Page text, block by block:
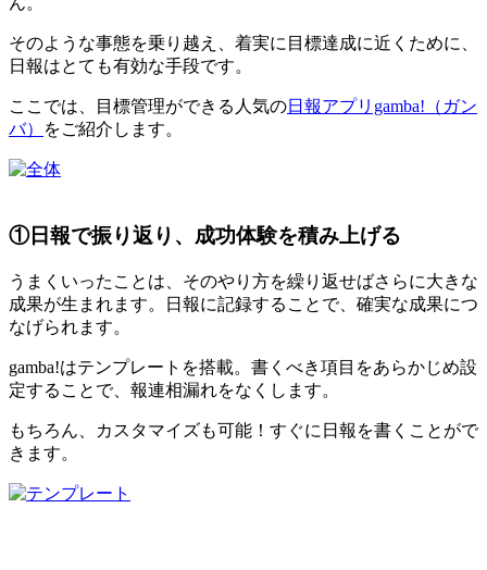
そのような事態を乗り越え、着実に目標達成に近くために、
日報はとても有効な手段です。
ここでは、目標管理ができる人気の日報アプリgamba!（ガン
バ）
をご紹介します。
①日報で振り返り、成功体験を積み上げる
うまくいったことは、そのやり方を繰り返せばさらに大きな
成果が生まれます。日報に記録することで、確実な成果につ
なげられます。
gamba!はテンプレートを搭載。書くべき項目をあらかじめ設
定することで、報連相漏れをなくします。
もちろん、カスタマイズも可能！すぐに日報を書くことがで
きます。